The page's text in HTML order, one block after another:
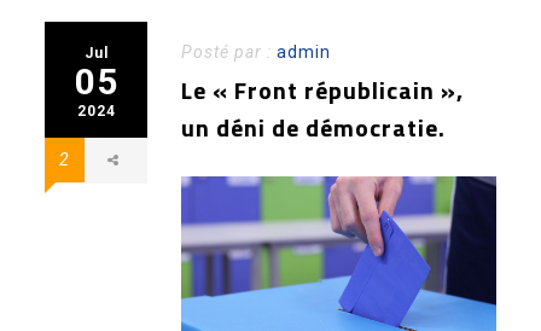
Jul
05
2024
2
Posté par :admin
Le « Front républicain »,
un déni de démocratie.